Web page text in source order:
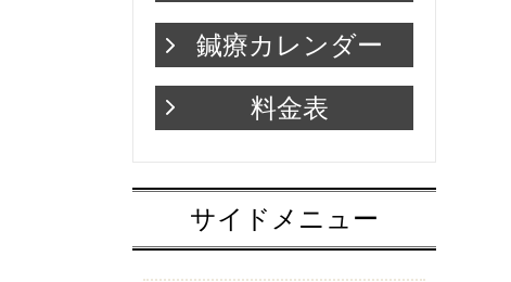
鍼療カレンダー
料金表
サイドメニュー